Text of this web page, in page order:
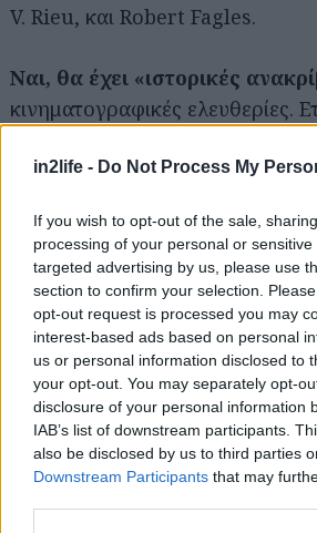
in2life - Do Not Process My
If you wish to opt-out of the sale,
processing of your personal or
targeted advertising by us, please use
section to confirm your selection.
opt-out request is processed you may
interest-based ads based on personal
us or personal information disclosed to
your opt-out. You may separately opt-
disclosure of your personal information
IAB’s list of downstream participants.
also be disclosed by us to third parties
Downstream Participants that may
V. Rieu, και Robert Fagles.
Ναι, θα έχει «ιστορικές
κινηματογραφικές ελευθερίες.
τα ρούχα τους σε τηλε- και
Η μουσική θα είναι το κάτι
αποφύγει τις αναμενόμενες
ορχήστρες και χορωδίες, ο
σάουντρακ στον σταθερό
συνθέτη Λούντβιχ Γιόρανσον,
σειρά του βρήκε την Ρόζα
Κάλουμ Άρμστρονγκ που
ελληνική λύρα και αυλό
φοβερή συνέντευξηπου έδωσε
ταινίας η Φραγκοράπτη στο